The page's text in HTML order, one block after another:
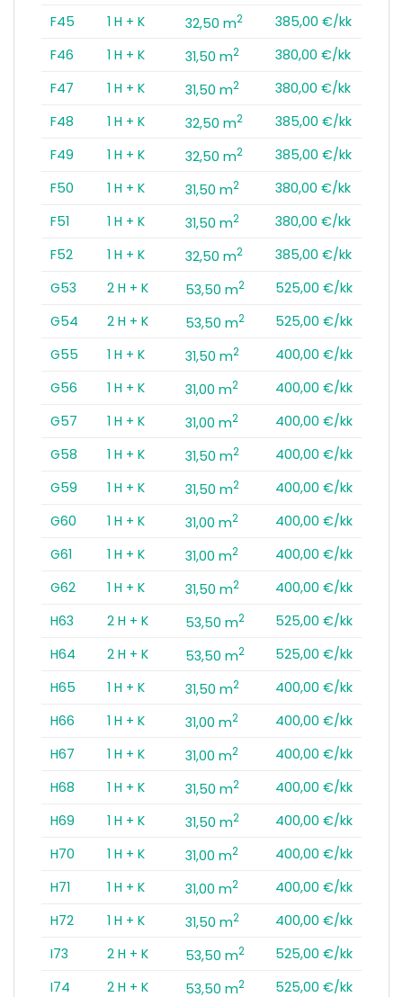
F45
1 H + K 32,50 m2
385,00 €/kk
F46
1 H + K 31,50 m2
380,00 €/kk
F47
1 H + K 31,50 m2
380,00 €/kk
F48
1 H + K 32,50 m2
385,00 €/kk
F49
1 H + K 32,50 m2
385,00 €/kk
F50
1 H + K 31,50 m2
380,00 €/kk
F51
1 H + K 31,50 m2
380,00 €/kk
F52
1 H + K 32,50 m2
385,00 €/kk
G53
2 H + K 53,50 m2
525,00 €/kk
G54
2 H + K 53,50 m2
525,00 €/kk
G55
1 H + K 31,50 m2
400,00 €/kk
G56
1 H + K 31,00 m2
400,00 €/kk
G57
1 H + K 31,00 m2
400,00 €/kk
G58
1 H + K 31,50 m2
400,00 €/kk
G59
1 H + K 31,50 m2
400,00 €/kk
G60
1 H + K 31,00 m2
400,00 €/kk
G61
1 H + K 31,00 m2
400,00 €/kk
G62
1 H + K 31,50 m2
400,00 €/kk
H63
2 H + K 53,50 m2
525,00 €/kk
H64
2 H + K 53,50 m2
525,00 €/kk
H65
1 H + K 31,50 m2
400,00 €/kk
H66
1 H + K 31,00 m2
400,00 €/kk
H67
1 H + K 31,00 m2
400,00 €/kk
H68
1 H + K 31,50 m2
400,00 €/kk
H69
1 H + K 31,50 m2
400,00 €/kk
H70
1 H + K 31,00 m2
400,00 €/kk
H71
1 H + K 31,00 m2
400,00 €/kk
H72
1 H + K 31,50 m2
400,00 €/kk
I73
2 H + K 53,50 m2
525,00 €/kk
I74
2 H + K 53,50 m2 525,00 €/kk